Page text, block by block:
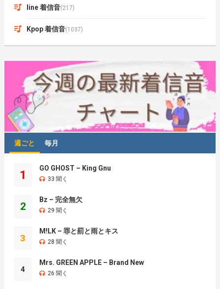
line 着信音(217)
Kpop 着信音(1037)
週ごと 毎月
1
GO GHOST – King Gnu
33 聞く
2
Bz – 完全無欠
29 聞く
3
M!LK – 罪と罰と雨とキス
28 聞く
4
Mrs. GREEN APPLE – Brand New
26 聞く